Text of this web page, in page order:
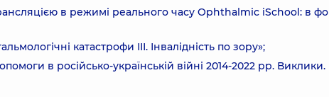
в режимі реального часу Ophthalmic iSchool: в
катастрофи ІІІ. Інвалідність по зору»;
в російсько-українській війні 2014-2022 рр. Виклики.